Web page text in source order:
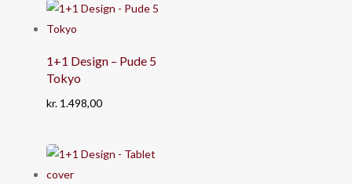
1+1 Design – Pude 5
Tokyo
kr.1.498,00